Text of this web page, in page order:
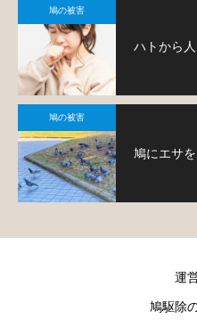
鳩の被害
ハトから
鳩の被害
鳩にエサ
運
鳩駆除